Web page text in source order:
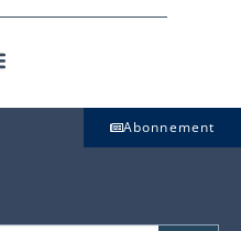
Abonnement